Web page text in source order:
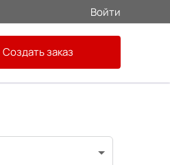
Войти
Создать заказ